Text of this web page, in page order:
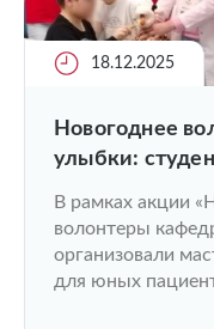
18.12.2025
Новогоднее
улыбки:
В рамках акции
волонтеры
организовали
для юных